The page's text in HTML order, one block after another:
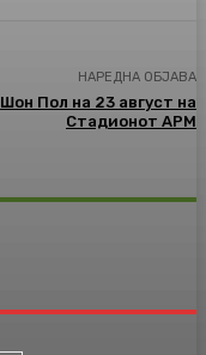
НАРЕДНА ОБЈАВА
Шон Пол на 23 август на
Стадионот АРМ